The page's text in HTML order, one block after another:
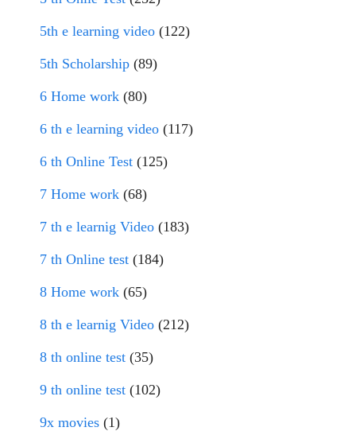
5th e learning video (122)
5th Scholarship (89)
6 Home work (80)
6 th e learning video (117)
6 th Online Test (125)
7 Home work (68)
7 th e learnig Video (183)
7 th Online test (184)
8 Home work (65)
8 th e learnig Video (212)
8 th online test (35)
9 th online test (102)
9x movies (1)